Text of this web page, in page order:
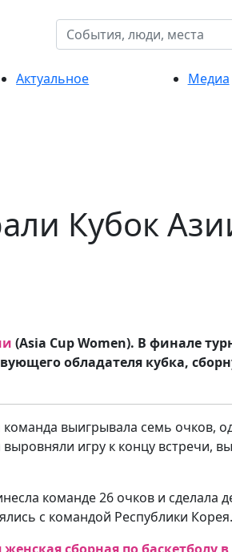
Актуальное Медиа
Кубок
(Asia Cup Women). В финале
обладателя кубка,
выигрывала семь очков,
игру к концу встречи,
команде 26 очков и сделала
с командой Республики Корея.